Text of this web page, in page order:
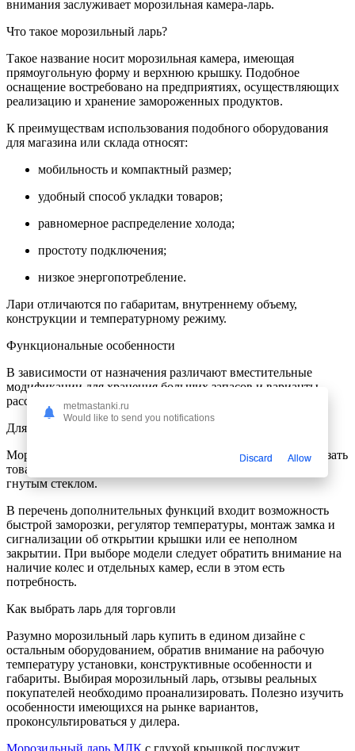
внимания заслуживает морозильная камера-ларь.
Что такое морозильный ларь?
Такое название носит морозильная камера, имеющая
прямоугольную форму и верхнюю крышку. Подобное
оснащение востребовано на предприятиях, осуществляющих
реализацию и хранение замороженных продуктов.
К преимуществам использования подобного оборудования
для магазина или склада относят:
мобильность и компактный размер;
удобный способ укладки товаров;
равномерное распределение холода;
простоту подключения;
низкое энергопотребление.
Лари отличаются по габаритам, внутреннему объему,
конструкции и температурному режиму.
Функциональные особенности
В зависимости от назначения различают вместительные
модификации для хранения больших запасов и варианты,
рассчитанные на наглядную выкладку.
Для склада удобны варианты с глухой крышкой.
Морозильный ларь со стеклом позволяет эффективно показать
товары потребителю. Различают модели с прямым или
гнутым стеклом.
В перечень дополнительных функций входит возможность
быстрой заморозки, регулятор температуры, монтаж замка и
сигнализации об открытии крышки или ее неполном
закрытии. При выборе модели следует обратить внимание на
наличие колес и отдельных камер, если в этом есть
потребность.
Как выбрать ларь для торговли
Разумно морозильный ларь купить в едином дизайне с
остальным оборудованием, обратив внимание на рабочую
температуру установки, конструктивные особенности и
габариты. Выбирая морозильный ларь, отзывы реальных
покупателей необходимо проанализировать. Полезно изучить
особенности имеющихся на рынке вариантов,
проконсультироваться у дилера.
Морозильный ларь МЛК с глухой крышкой послужит
metmastanki.ru
Would like to send you notifications
Discard Allow